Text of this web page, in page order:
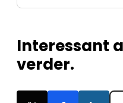
Interessant
verder.